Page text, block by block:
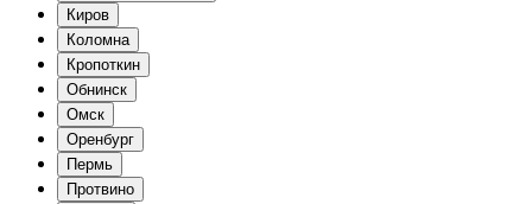
Киров
Коломна
Кропоткин
Обнинск
Омск
Оренбург
Пермь
Протвино